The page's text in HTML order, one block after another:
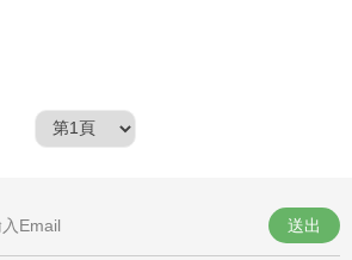
送出